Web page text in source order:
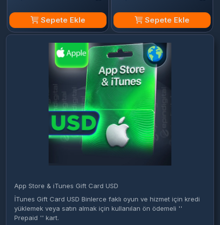
Sepete Ekle Sepete Ekle
App Store & iTunes Gift Card USD
İTunes Gift Card USD Binlerce faklı oyun ve hizmet için kredi
yüklemek veya satın almak için kullanılan ön ödemeli ''
Prepaid '' kart.